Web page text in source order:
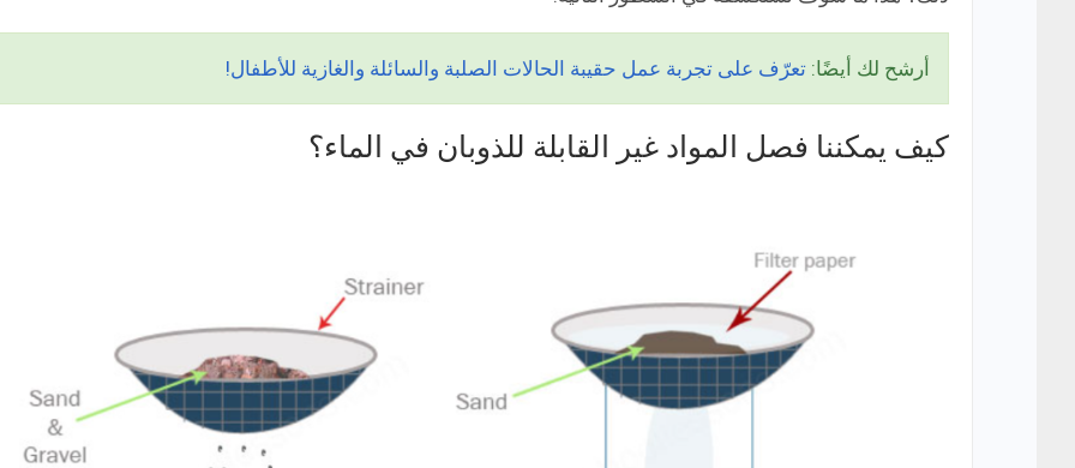
أرشح لك أيضًا: تعرّف على تجربة عمل حقيبة الحالات الصلبة والسائلة والغازية للأطفال!
كيف يمكننا فصل المواد غير القابلة للذوبان في الماء؟